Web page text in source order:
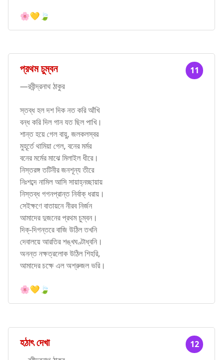
🌸💛🍃
11
প্রথম চুম্বন
—রবীন্দ্রনাথ ঠাকুর
স্তব্ধ হল দশ দিক নত করি আঁখি
বন্ধ করি দিল গান যত ছিল পাখি।
শান্ত হয়ে গেল বায়ু, জলকলস্বর
মুহূর্তে থামিয়া গেল, বনের মর্মর
বনের মর্মের মাঝে মিলাইল ধীরে।
নিস্তরঙ্গ তটিনীর জনশূন্য তীরে
নিঃশব্দে নামিল আসি সায়াহ্নচ্ছায়ায়
নিস্তব্ধ গগনপ্রান্ত নির্বাক্ ধরায়।
সেইক্ষণে বাতায়নে নীরব নির্জন
আমাদের দুজনের প্রথম চুম্বন।
দিক্-দিগন্তরে বাজি উঠিল তখনি
দেবালয়ে আরতির শঙ্খঘণ্টাধ্বনি।
অনন্ত নক্ষত্রলোক উঠিল শিহরি,
আমাদের চক্ষে এল অশ্রুজল ভরি।
🌸💛🍃
12
হঠাৎ দেখা